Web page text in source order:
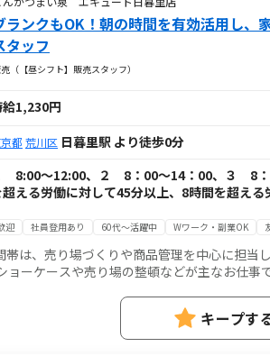
ランクもOK！朝の時間を有効活用し、
タッフ
（【昼シフト】販売スタッフ）
給1,230円
都 荒川区 日暮里駅 より徒歩0分
8:00～12:00、２ 8：00～14：00、３ 8：
える労働に対して45分以上、8時間を超え
迎 社員登用あり 60代～活躍中 Wワーク・副業OK
帯は、売り場づくりや商品管理を中心に担当
ョーケースや売り場の整頓などが主なお仕
キープす